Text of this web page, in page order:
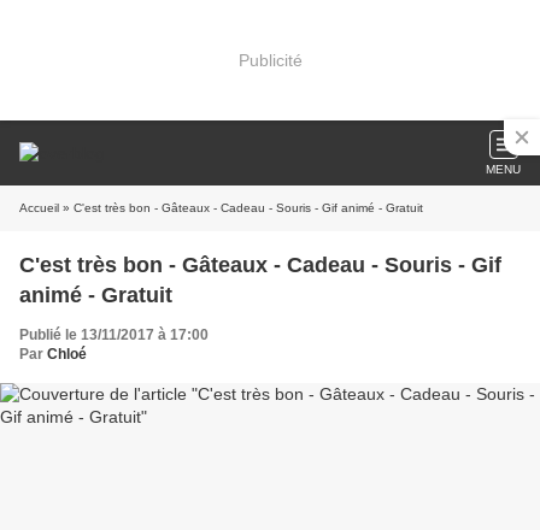
Publicité
MENU
Accueil » C'est très bon - Gâteaux - Cadeau - Souris - Gif animé - Gratuit
C'est très bon - Gâteaux - Cadeau - Souris - Gif
animé - Gratuit
Publié le 13/11/2017 à 17:00
Par Chloé